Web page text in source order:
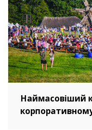
Наймасовіший
корпоративному